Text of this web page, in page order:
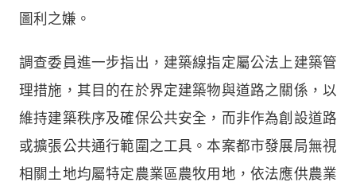
圖利之嫌。
調查委員進一步指出，建築線指定屬公法上建築管
理措施，其目的在於界定建築物與道路之關係，以
維持建築秩序及確保公共安全，而非作為創設道路
或擴張公共通行範圍之工具。本案都市發展局無視
相關土地均屬特定農業區農牧用地，依法應供農業